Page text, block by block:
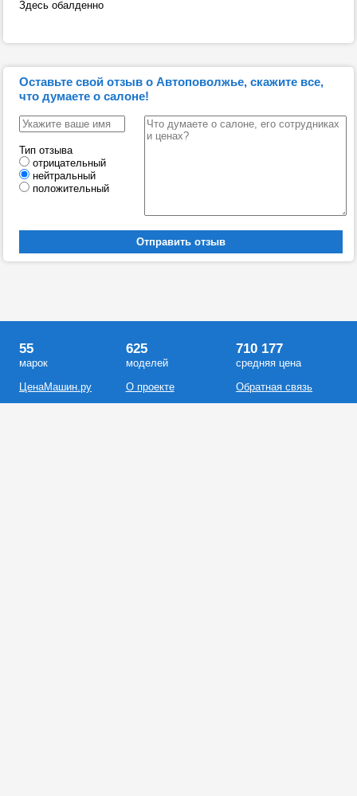
Здесь обалденно
Оставьте свой отзыв о Автоповолжье, скажите все,
что думаете о салоне!
Тип отзыва
отрицательный
нейтральный
положительный
55
марок
ЦенаМашин.ру
625
моделей
О проекте
710 177
средняя цена
Обратная связь